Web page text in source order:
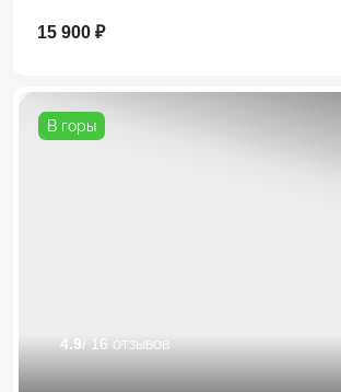
15 900 ₽
В горы
4.9 / 16 отзывов